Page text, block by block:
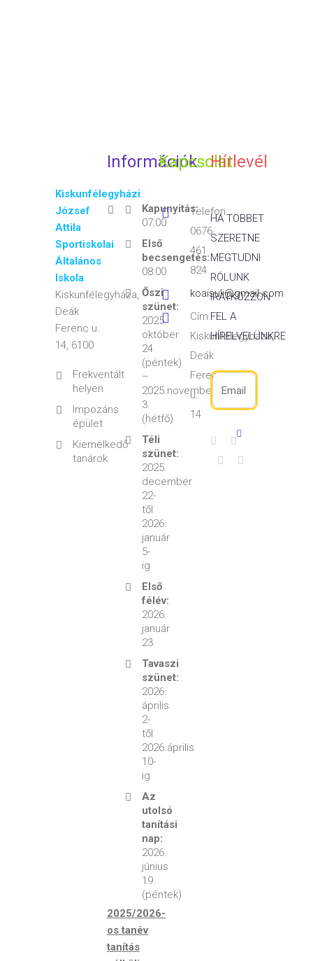
Kiskunfélegyházi
József
Attila
Sportiskolai
Általános
Iskola
Kiskunfélegyháza,
Deák
Ferenc u.
14, 6100
Frekventált
helyen
Impozáns
épület
Kiemelkedő
tanárok
Információk
Kapunyitás:
07:00
Első
becsengetés:
08:00
Őszi
szünet:
2025.
október
24
(péntek)
–
2025.november
3.
(hétfő)
Téli
szünet:
2025.
december
22-
től
2026.
január
5-
ig
Első
félév:
2026.
január
23
Tavaszi
szünet:
2026.
április
2-
től
2026.április
10-
ig
Az
utolsó
tanítási
nap:
2026.
június
19.
(péntek)
2025/2026-
os tanév
tanítás
Kapcsolat
Telefon:
0676
461
824
koaisuli@gmail.com
Cím:
Kiskunfélegyháza,
Deák
Ferenc
u.
14
Hírlevél
HA TÖBBET
SZERETNE
MEGTUDNI
RÓLUNK
IRATKOZZON
FEL A
HÍRELVELÜNKRE